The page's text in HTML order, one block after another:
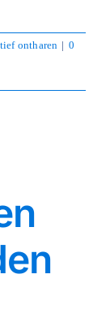
ontharen | 0